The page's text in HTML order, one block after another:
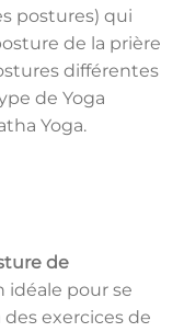
postures) qui
de la prière
différentes
de Yoga
Yoga.
de
idéale pour se
exercices de